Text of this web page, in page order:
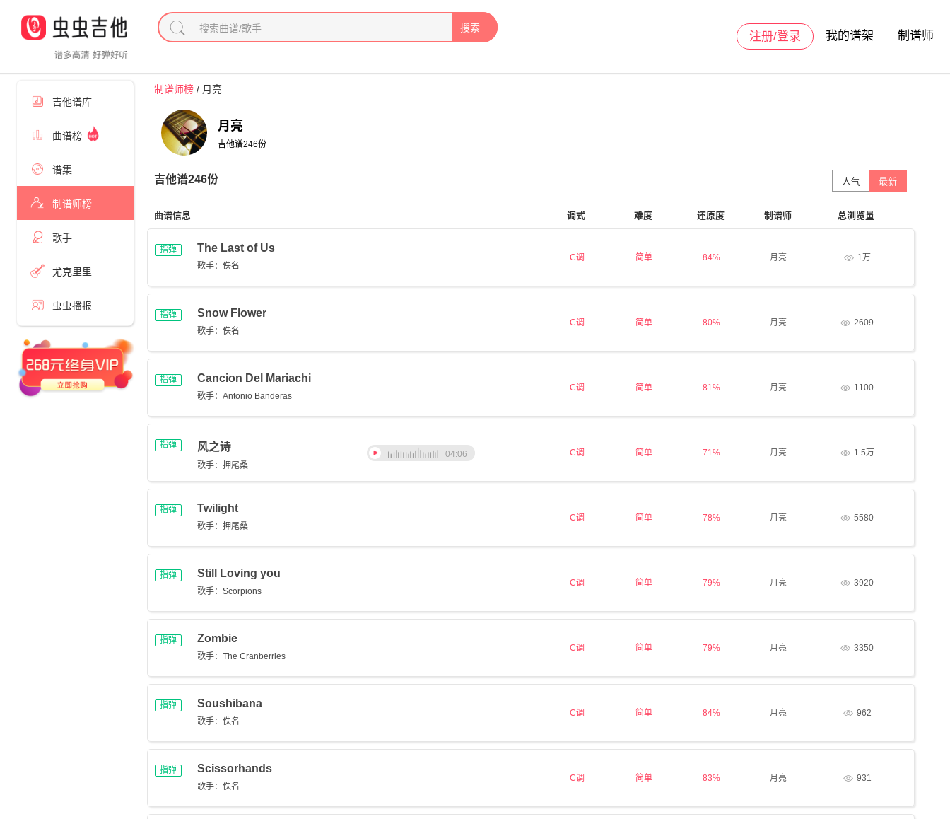
搜索
注册/登录 我的谱架 制谱师
吉他谱库
曲谱榜
谱集
制谱师榜
歌手
尤克里里
虫虫播报
制谱师榜/ 月亮
月亮
吉他谱246份
吉他谱246份 人气 最新
曲谱信息 调式 难度 还原度 制谱师 总浏览量
指弹 The Last of Us
歌手：佚名
C调 简单 84% 月亮 1万
指弹 Snow Flower
歌手：佚名
C调 简单 80% 月亮 2609
指弹 Cancion Del Mariachi
歌手：Antonio Banderas
C调 简单 81% 月亮 1100
指弹 风之诗
歌手：押尾桑
C调 简单 71% 月亮 1.5万
04:06
指弹 Twilight
歌手：押尾桑
C调 简单 78% 月亮 5580
指弹 Still Loving you
歌手：Scorpions
C调 简单 79% 月亮 3920
指弹 Zombie
歌手：The Cranberries
C调 简单 79% 月亮 3350
指弹 Soushibana
歌手：佚名
C调 简单 84% 月亮 962
指弹 Scissorhands
歌手：佚名
C调 简单 83% 月亮 931